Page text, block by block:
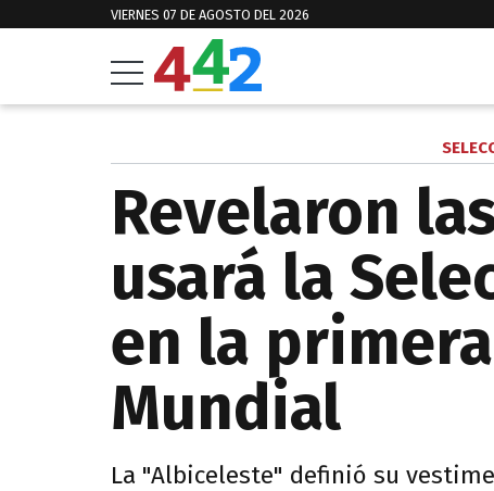
VIERNES 07 DE AGOSTO DEL 2026
Revelaron
usará la
en la
Mundial
La "Albiceleste" definió su